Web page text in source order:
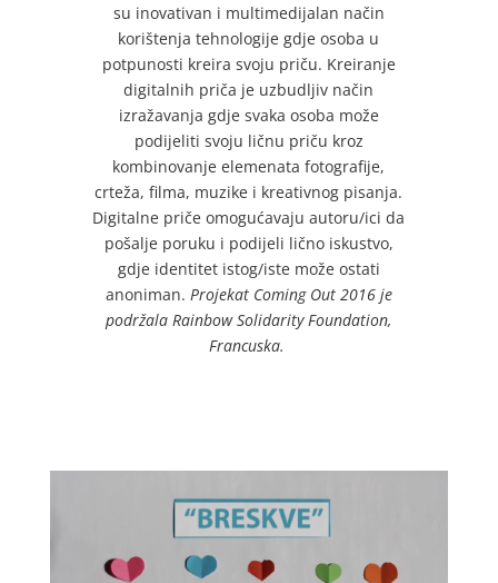
su inovativan i multimedijalan način
korištenja tehnologije gdje osoba u
potpunosti kreira svoju priču. Kreiranje
digitalnih priča je uzbudljiv način
izražavanja gdje svaka osoba može
podijeliti svoju ličnu priču kroz
kombinovanje elemenata fotografije,
crteža, filma, muzike i kreativnog pisanja.
Digitalne priče omogućavaju autoru/ici da
pošalje poruku i podijeli lično iskustvo,
gdje identitet istog/iste može ostati
anoniman. Projekat Coming Out 2016 je
podržala Rainbow Solidarity Foundation,
Francuska.